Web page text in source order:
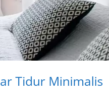
Tidur Minimalis